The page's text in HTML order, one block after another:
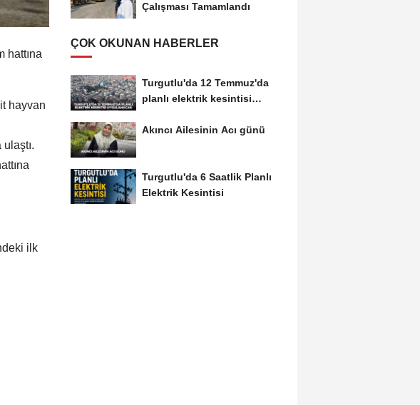
hattına
hayvan
ilk
Çalışması Tamamlandı
ÇOK OKUNAN HABERLER
Turgutlu'da 12 Temmuz'da
planlı elektrik kesintisi
Akıncı Ailesinin Acı günü
Turgutlu'da 6 Saatlik Planlı
Elektrik Kesintisi